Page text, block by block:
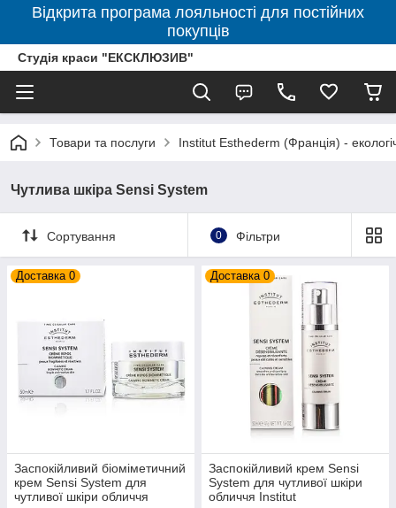
Відкрита програма лояльності для постійних
покупців
Студія краси "ЕКСКЛЮЗИВ"
Товари та послуги Institut Esthederm (Франція) -
Чутлива шкіра Sensi System
Сортування 0 Фільтри
Доставка 0
Заспокійливий біоміметичний
крем Sensi System для
чутливої шкіри обличчя
Доставка 0
Заспокійливий крем Sensi
System для чутливої шкіри
обличчя Institut